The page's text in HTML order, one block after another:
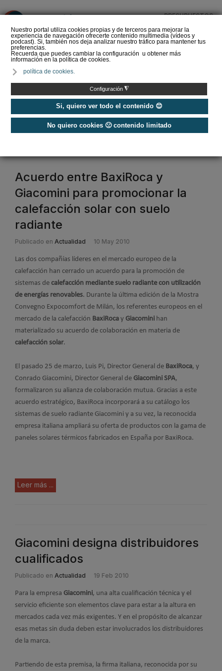
Nuestro portal utiliza cookies propias y de terceros para mejorar la
experiencia de navegación ofrecerte contenido multimedia (vídeos y
podcast). Si, también nos deja analizar nuestro tráfico para mantener tus
preferencias.
Recuerda que puedes cambiar la configuración u obtener más
información en la política de cookies.
política de cookies.
Configuración ◮
Si, quiero ver todo el contenido 😊
No quiero cookies 🙁 contenido limitado
PRESUPUESTOS
del Amperio (Episodio 3)
Etiquetas / giacomini
Acuerdo entre BaxiRoca y
Giacomini para promocionar la
calefacción solar con suelo
radiante
Publicado en Actualidad 10 May 2010
Las dos compañías líderes en el mercado europeo de la
calefacción han cerrado un acuerdo para la promoción de
sistemas de calefacción mediante suelo radiante con utilización
de energías renovables. Durante la última edición de la Mostra
Convegno Expocomfort de Milán, los referentes europeos en el
mercado de la calefacción BaxiRoca y Giacomini han
materializado su acuerdo de colaboración en materia de
calefacción solar.
El pasado 25 de marzo, Luis Pi, Director General de BaxiRoca, y
Conrado Giacomini, Director General de Giacomini SPA,
formalizaron su alianza de colaboración mutua. Gracias a este
acuerdo estratégico, BaxiRoca incorporará a su catálogo los
sistemas de suelo radiante Giacomini y a su vez, la reconocida
empresa italiana ampliará su oferta de productos con la gama de
paneles solares térmicos fabricados en España por BaxiRoca.
Leer más ...
Giacomini designa distribuidores
cualificados
Publicado en Actualidad 19 Feb 2010
Para la empresa Giacomini, una alta cualificación técnica y el
servicio eficiente son elementos clave para estar a la altura en
mercados cada vez más exigentes. Y en el propósito de alcanzar
esas metas sin duda deben estar involucrados los distribuidores
de la marca.
Partiendo de esta premisa, la firma italiana, reconocida por su